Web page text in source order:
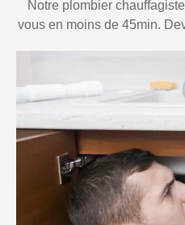
Notre plombier
vous en moins de 45min.